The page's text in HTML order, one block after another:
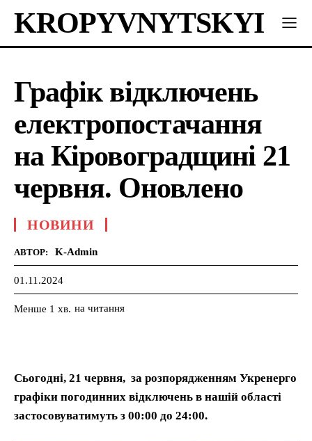
KROPYVNYTSKYI
Графік відключень
електропостачання
на Кіровоградщині 21
червня. Оновлено
НОВИНИ
АВТОР: K-Admin
01.11.2024
Менше 1 хв. на читання
Сьогодні, 21 червня, за розпорядженням Укренерго
графіки погодинних відключень в нашій області
застосовуватимуть з 00:00 до 24:00.